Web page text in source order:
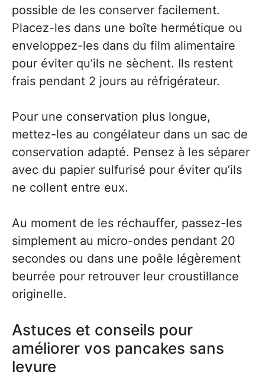
possible de les conserver facilement.
Placez-les dans une boîte hermétique ou
enveloppez-les dans du film alimentaire
pour éviter qu’ils ne sèchent. Ils restent
frais pendant 2 jours au réfrigérateur.
Pour une conservation plus longue,
mettez-les au congélateur dans un sac de
conservation adapté. Pensez à les séparer
avec du papier sulfurisé pour éviter qu’ils
ne collent entre eux.
Au moment de les réchauffer, passez-les
simplement au micro-ondes pendant 20
secondes ou dans une poêle légèrement
beurrée pour retrouver leur croustillance
originelle.
Astuces et conseils pour
améliorer vos pancakes sans
levure